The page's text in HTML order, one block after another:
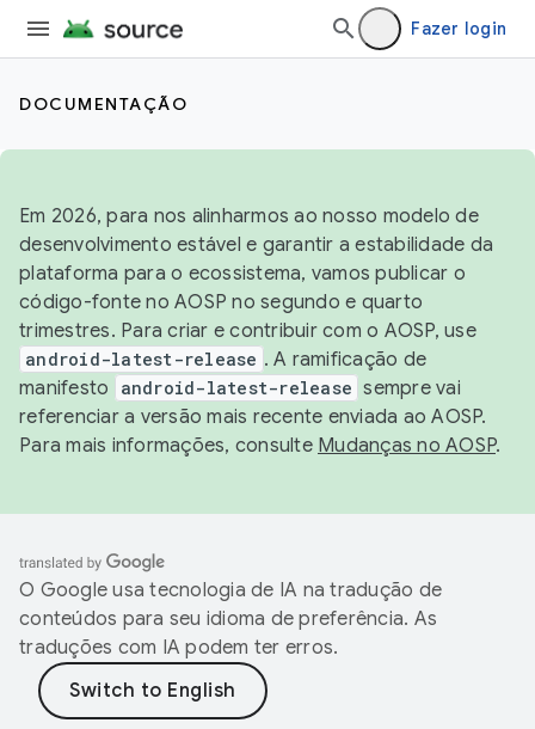
Fazer login
DOCUMENTAÇÃO
Em 2026, para nos alinharmos ao nosso modelo de
desenvolvimento estável e garantir a estabilidade da
plataforma para o ecossistema, vamos publicar o
código-fonte no AOSP no segundo e quarto
trimestres. Para criar e contribuir com o AOSP, use
android-latest-release . A ramificação de
manifesto
android-latest-release sempre vai
referenciar a versão mais recente enviada ao AOSP.
Para mais informações, consulte Mudanças no AOSP.
O Google usa tecnologia de IA na tradução de
conteúdos para seu idioma de preferência. As
traduções com IA podem ter erros.